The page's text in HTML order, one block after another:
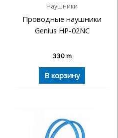
Наушники
Проводные наушники
Genius HP-02NC
330m
В корзину